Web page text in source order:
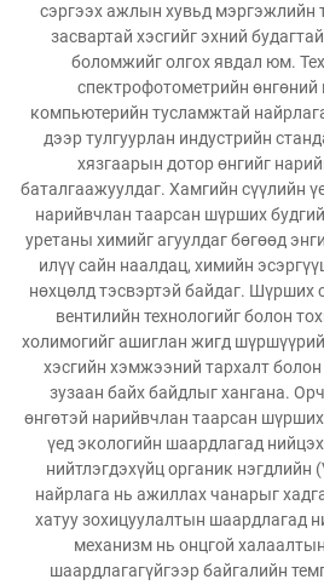
сэргээх ажлын хувьд мэргэжлийн
засвартай хэсгийг эхний
боломжийг олгох явдал юм.
спектрофотометрийн
компьютерийн тусламжтай
дээр тулгуурлан индустрийн
хязгаарын дотор өнгийг
баталгаажуулдаг. Хамгийн сүүлийн
нарийвчлан таарсан шүрших
уретаны химийг агуулдаг бөгөөд
илүү сайн наалдац, химийн
нөхцөлд тэсвэртэй байдаг. Шүрших
вентилийн технологийг болон
холимогийг ашиглан жигд
хэсгийн хэмжээний тархалт
зузаан байх байдлыг хангана.
өнгөтэй нарийвчлан таарсан
үед экологийн шаардлагад
нийтлэгдэхүйц органик нэгдлийн
найрлага нь ажиллах чанарыг
хатуу зохицуулалтын шаардлагад
механизм нь онцгой
шаардлагагүйгээр байгалийн